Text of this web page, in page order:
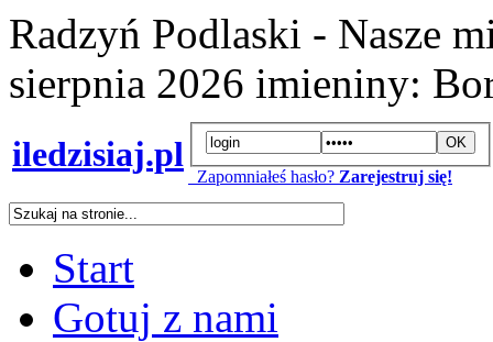
Radzyń Podlaski - Nasze
sierpnia 2026 imieniny:
iledzisiaj.pl
Zapomniałeś hasło? Zarejestruj się!
Start
Gotuj z nami